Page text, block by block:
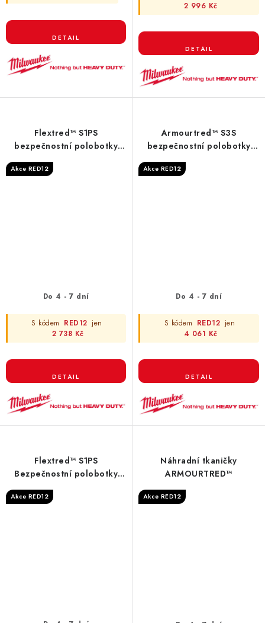
2 996 Kč
Flextred™ S1PS
bezpečnostní polobotky
Akce RED12
Do 4 - 7 dní
S kódem RED12 jen
2 738 Kč
Armourtred™ S3S
bezpečnostní polobotky
SC FO LG SR
Akce RED12
Do 4 - 7 dní
S kódem RED12 jen
4 061 Kč
Flextred™ S1PS
Bezpečnostní polobotky
černé 1L110133 ESD FO SR
Akce RED12
Náhradní tkaničky
ARMOURTRED™
Akce RED12